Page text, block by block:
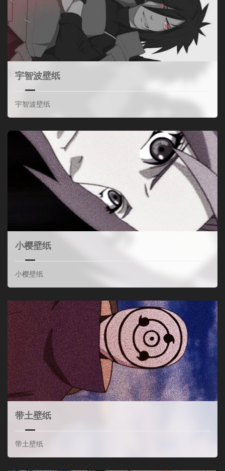
宇智波壁纸
宇智波壁纸
小樱壁纸
小樱壁纸
带土壁纸
带土壁纸